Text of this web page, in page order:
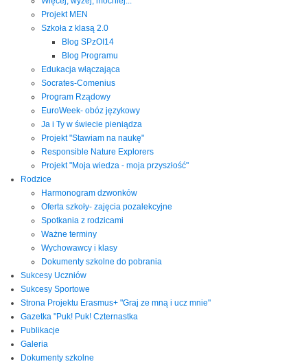
Projekt MEN
Szkoła z klasą 2.0
Blog SPzOI14
Blog Programu
Edukacja włączająca
Socrates-Comenius
Program Rządowy
EuroWeek- obóz językowy
Ja i Ty w świecie pieniądza
Projekt "Stawiam na naukę"
Responsible Nature Explorers
Projekt "Moja wiedza - moja przyszłość"
Rodzice
Harmonogram dzwonków
Oferta szkoły- zajęcia pozalekcyjne
Spotkania z rodzicami
Ważne terminy
Wychowawcy i klasy
Dokumenty szkolne do pobrania
Sukcesy Uczniów
Sukcesy Sportowe
Strona Projektu Erasmus+ "Graj ze mną i ucz mnie"
Gazetka "Puk! Puk! Czternastka
Publikacje
Galeria
Dokumenty szkolne